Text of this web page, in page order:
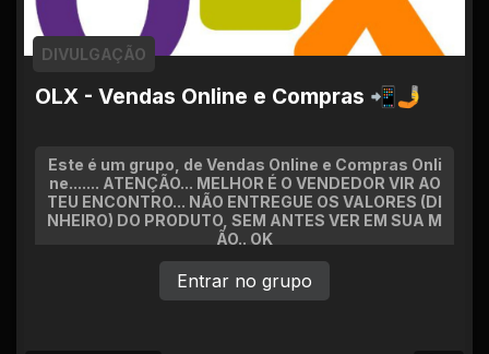
OLX - Vendas Online e Compras 📲🤳
DIVULGAÇÃO
Este é um grupo, de Vendas Online e Compras Onli
ne....... ATENÇÃO... MELHOR É O VENDEDOR VIR AO
TEU ENCONTRO... NÃO ENTREGUE OS VALORES (DI
NHEIRO) DO PRODUTO, SEM ANTES VER EM SUA M
ÃO.. OK
Entrar no grupo